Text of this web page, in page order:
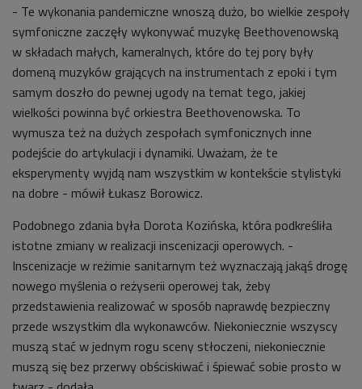
- Te wykonania pandemiczne wnoszą dużo, bo wielkie zespoły
symfoniczne zaczęły wykonywać muzykę Beethovenowską
w składach małych, kameralnych, które do tej pory były
domeną muzyków grających na instrumentach z epoki i tym
samym doszło do pewnej ugody na temat tego, jakiej
wielkości powinna być orkiestra Beethovenowska. To
wymusza też na dużych zespołach symfonicznych inne
podejście do artykulacji i dynamiki. Uważam, że te
eksperymenty wyjdą nam wszystkim w kontekście stylistyki
na dobre - mówił Łukasz Borowicz.
Podobnego zdania była Dorota Kozińska, która podkreśliła
istotne zmiany w realizacji inscenizacji operowych. -
Inscenizacje w reżimie sanitarnym też wyznaczają jakąś drogę
nowego myślenia o reżyserii operowej tak, żeby
przedstawienia realizować w sposób naprawdę bezpieczny
przede wszystkim dla wykonawców. Niekoniecznie wszyscy
muszą stać w jednym rogu sceny stłoczeni, niekoniecznie
muszą się bez przerwy obściskiwać i śpiewać sobie prosto w